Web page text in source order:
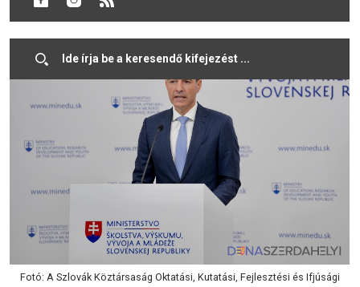
majd.
Fotó: A Szlovák Köztársaság Oktatási, Kutatási, Fejlesztési és Ifjúsági